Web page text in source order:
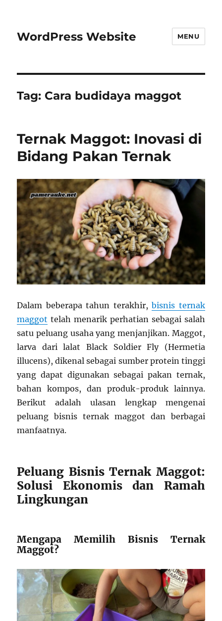
WordPress Website MENU
Tag: Cara budidaya maggot
Ternak Maggot: Inovasi di
Bidang Pakan Ternak
Dalam beberapa tahun terakhir,bisnis ternak
maggot telah menarik perhatian sebagai salah
satu peluang usaha yang menjanjikan. Maggot,
larva dari lalat Black Soldier Fly (Hermetia
illucens), dikenal sebagai sumber protein tinggi
yang dapat digunakan sebagai pakan ternak,
bahan kompos, dan produk-produk lainnya.
Berikut adalah ulasan lengkap mengenai
peluang bisnis ternak maggot dan berbagai
manfaatnya.
Peluang Bisnis Ternak Maggot:
Solusi Ekonomis dan Ramah
Lingkungan
Mengapa Memilih Bisnis Ternak
Maggot?